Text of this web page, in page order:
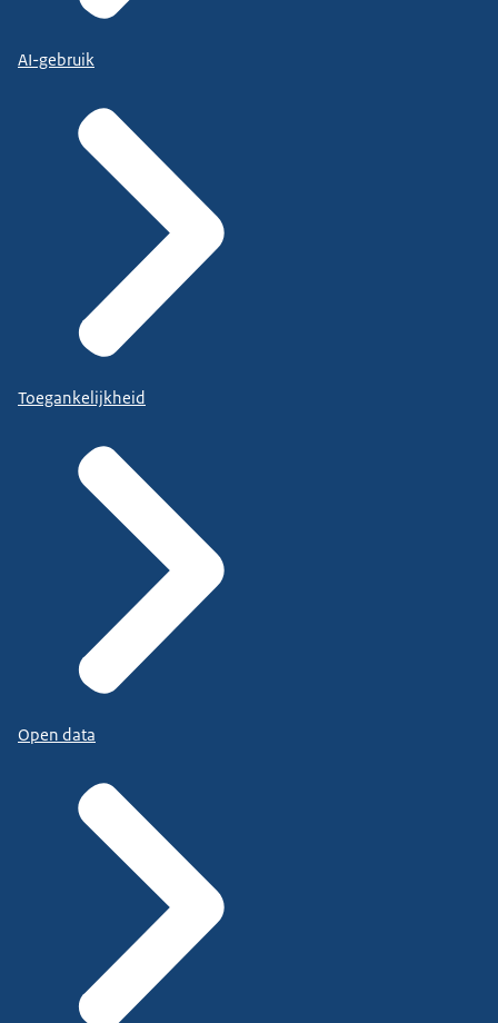
AI-gebruik
Toegankelijkheid
Open data